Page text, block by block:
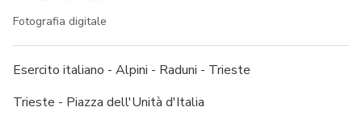
Fotografia digitale
Esercito italiano - Alpini - Raduni - Trieste
Trieste - Piazza dell'Unità d'Italia